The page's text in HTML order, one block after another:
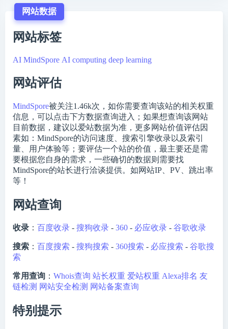
网站数据
网站标签
AI MindSpore AI computing deep learning
网站评估
MindSpore被关注1.46k次，如你需要查询该站的相关权重
信息，可以点击下方数据查询进入；如果想查询该网站
目前数据，建议以爱站数据为准，更多网站价值评估因
素如：MindSpore的访问速度、搜索引擎收录以及索引
量、用户体验等；要评估一个站的价值，最主要还是需
要根据您自身的需求，一些确切的数据则需要找
MindSpore的站长进行洽谈提供。如网站IP、PV、跳出率
等！
网站查询
收录 ： 百度收录 - 搜狗收录 - 360 - 必应收录 - 谷歌收录
搜索 ： 百度搜索 - 搜狗搜索 - 360搜索 - 必应搜索 - 谷歌搜
索
常用查询 ： Whois查询 站长权重 爱站权重 Alexa排名 友
链检测 网站安全检测 网站备案查询
特别提示